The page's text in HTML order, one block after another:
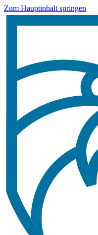
Zum Hauptinhalt springen